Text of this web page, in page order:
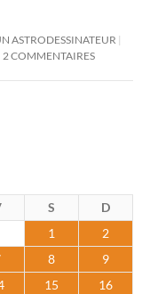
ASTRODESSINATEUR
2 COMMENTAIRES
S
D
1
2
8
9
15
16